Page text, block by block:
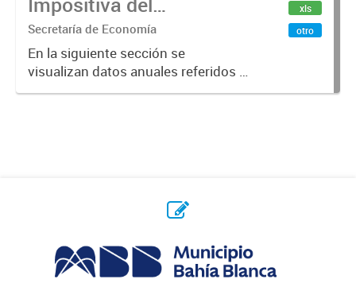
Municipio. Año 2023
Secretaría de Economía
En la siguiente sección se
visualizan datos anuales referidos a
la transparencia fiscal e impositiva
xls
otro